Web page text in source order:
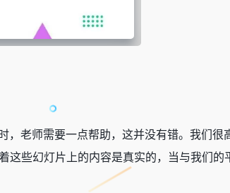
老师需要一点帮助，这并没有错。我们很
些幻灯片上的内容是真实的，当与我们的